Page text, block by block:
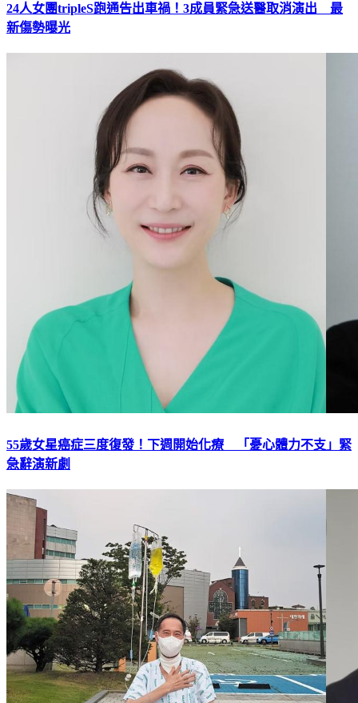
24人女團tripleS跑通告出車禍！3成員緊急送醫取消演出 最
新傷勢曝光
55歲女星癌症三度復發！下週開始化療 「憂心體力不支」緊
急辭演新劇